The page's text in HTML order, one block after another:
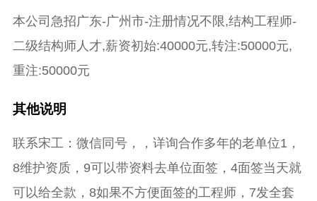
本公司急招广东-广州市-注册情况不限,结构工程师-
二级结构师人才,薪资初始:40000元,转注:50000元,
重注:50000元
其他说明
联系宋工：微信同号，，详询合作多年的老单位1，
8维护资质，9可以带资料去单位面签，4面签当天就
可以给全款，8如果不方便面签的工程师，7发全套